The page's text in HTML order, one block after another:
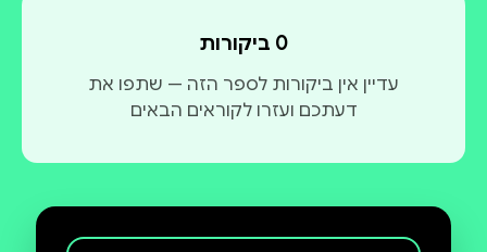
0 ביקורות
עדיין אין ביקורות לספר הזה — שתפו את
דעתכם ועזרו לקוראים הבאים